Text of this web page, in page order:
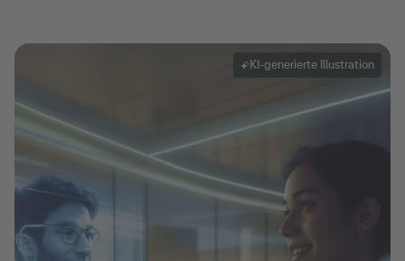
KI-generierte Illustration